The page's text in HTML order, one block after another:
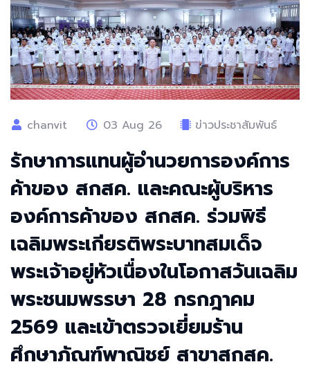
chanvit 03 Aug 26 ข่าวประชาสัมพันธ์
รักษาการแทนผู้อำนวยการองค์การ
ค้าของ สกสค. และคณะผู้บริหาร
องค์การค้าของ สกสค. ร่วมพิธี
เฉลิมพระเกียรติพระบาทสมเด็จ
พระเจ้าอยู่หัวเนื่องในโอกาสวันเฉลิม
พระชนมพรรษา 28 กรกฎาคม
2569 และเข้าตรวจเยี่ยมร้าน
ศึกษาภัณฑ์พาณิชย์ สาขาสกสค.